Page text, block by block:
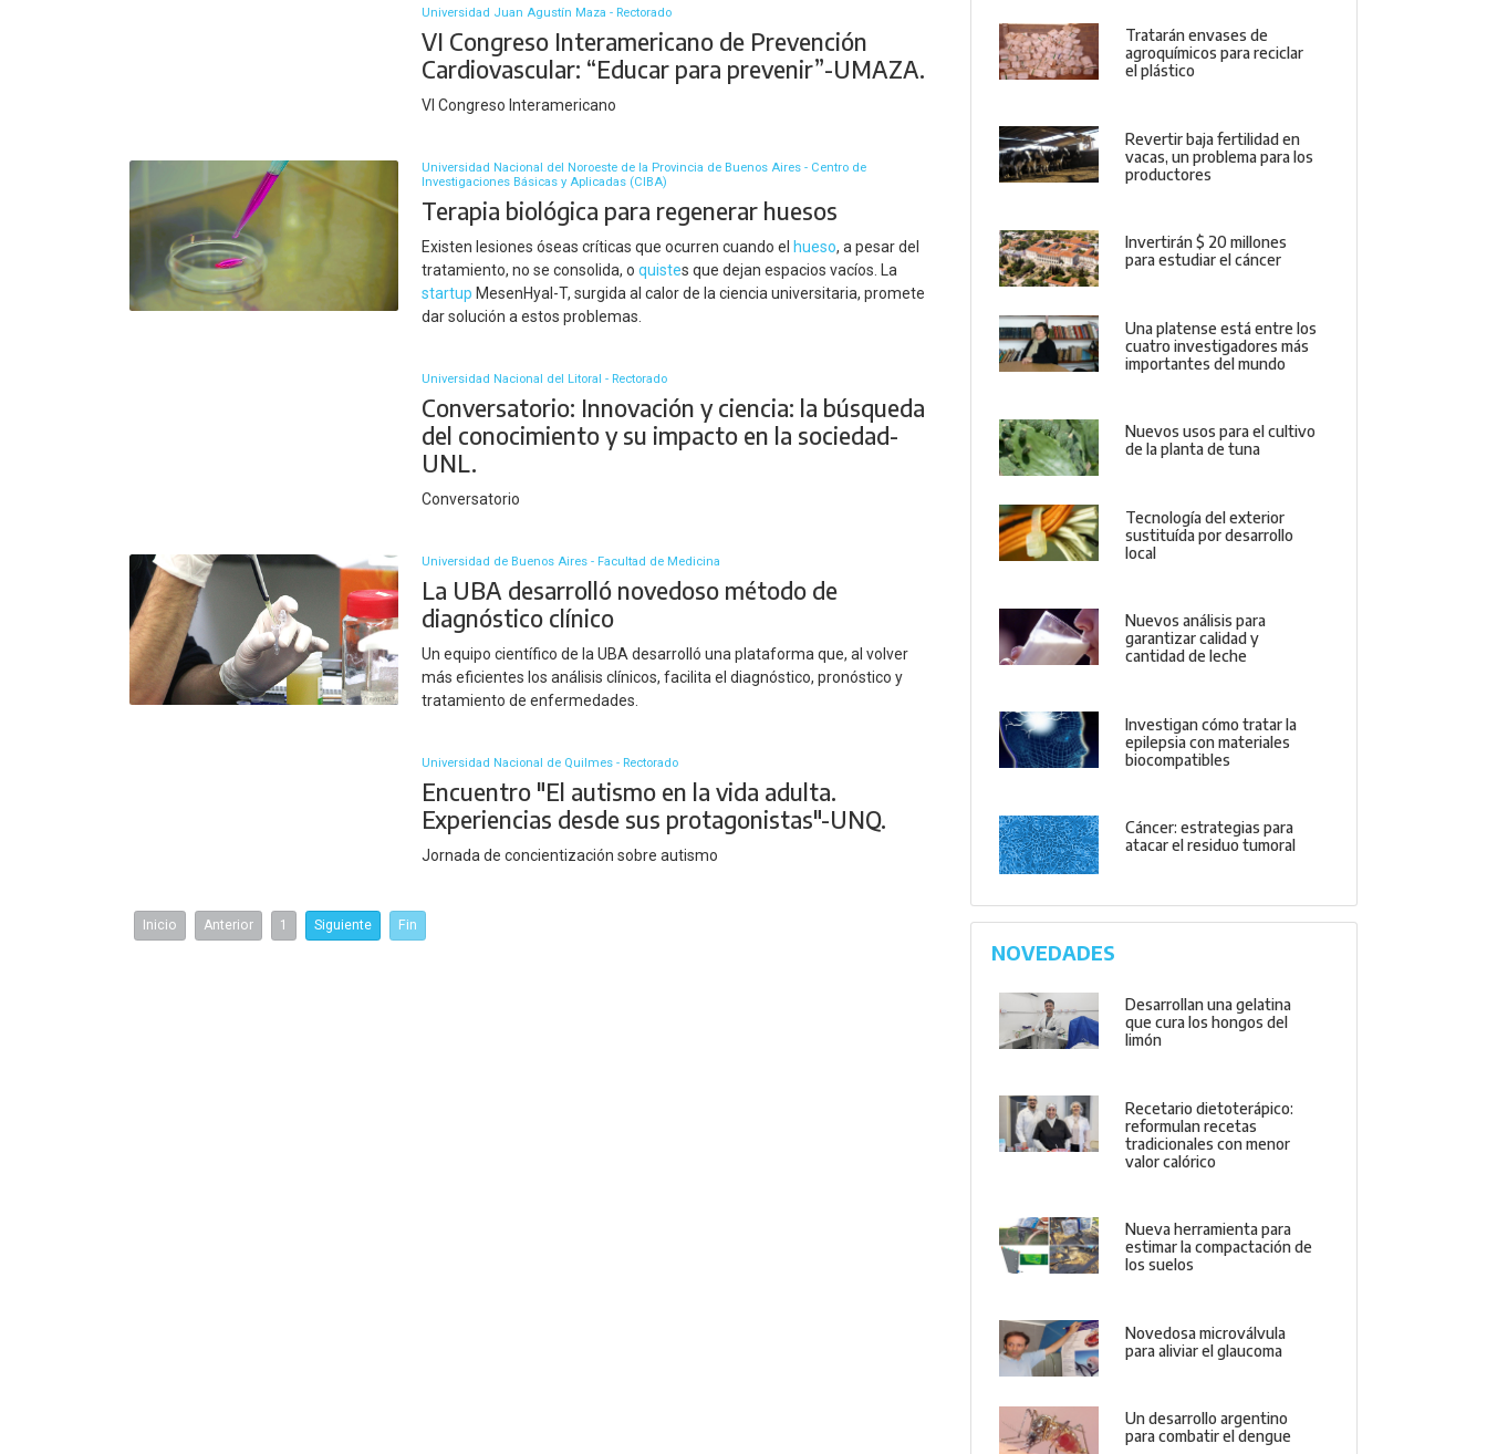
Universidad Juan Agustín Maza - Rectorado
VI Congreso Interamericano de Prevención
Cardiovascular: “Educar para prevenir”-UMAZA.
VI Congreso Interamericano
Universidad Nacional del Noroeste de la Provincia de Buenos Aires - Centro de
Investigaciones Básicas y Aplicadas (CIBA)
Terapia biológica para regenerar huesos
Existen lesiones óseas críticas que ocurren cuando el hueso, a pesar del
tratamiento, no se consolida, oquistes que dejan espacios vacíos. La
startup MesenHyal-T, surgida al calor de la ciencia universitaria, promete
dar solución a estos problemas.
Universidad Nacional del Litoral - Rectorado
Conversatorio: Innovación y ciencia: la búsqueda
del conocimiento y su impacto en la sociedad-
UNL.
Conversatorio
Universidad de Buenos Aires - Facultad de Medicina
La UBA desarrolló novedoso método de
diagnóstico clínico
Un equipo científico de la UBA desarrolló una plataforma que, al volver
más eficientes los análisis clínicos, facilita el diagnóstico, pronóstico y
tratamiento de enfermedades.
Universidad Nacional de Quilmes - Rectorado
Encuentro "El autismo en la vida adulta.
Experiencias desde sus protagonistas"-UNQ.
Jornada de concientización sobre autismo
Inicio Anterior 1 Siguiente Fin
Tratarán envases de
agroquímicos para reciclar
el plástico
Revertir baja fertilidad en
vacas, un problema para los
productores
Invertirán $ 20 millones
para estudiar el cáncer
Una platense está entre los
cuatro investigadores más
importantes del mundo
Nuevos usos para el cultivo
de la planta de tuna
Tecnología del exterior
sustituída por desarrollo
local
Nuevos análisis para
garantizar calidad y
cantidad de leche
Investigan cómo tratar la
epilepsia con materiales
biocompatibles
Cáncer: estrategias para
atacar el residuo tumoral
NOVEDADES
Desarrollan una gelatina
que cura los hongos del
limón
Recetario dietoterápico:
reformulan recetas
tradicionales con menor
valor calórico
Nueva herramienta para
estimar la compactación de
los suelos
Novedosa microválvula
para aliviar el glaucoma
Un desarrollo argentino
para combatir el dengue